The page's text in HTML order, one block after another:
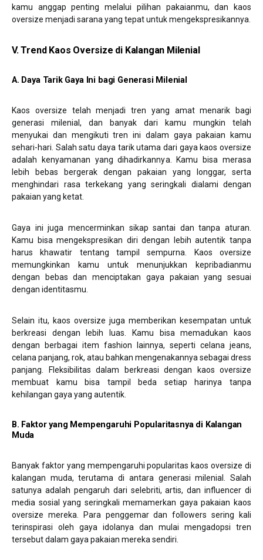
kamu anggap penting melalui pilihan pakaianmu, dan kaos
oversize menjadi sarana yang tepat untuk mengekspresikannya.
V. Trend Kaos Oversize di Kalangan Milenial
A. Daya Tarik Gaya Ini bagi Generasi Milenial
Kaos oversize telah menjadi tren yang amat menarik bagi
generasi milenial, dan banyak dari kamu mungkin telah
menyukai dan mengikuti tren ini dalam gaya pakaian kamu
sehari-hari. Salah satu daya tarik utama dari gaya kaos oversize
adalah kenyamanan yang dihadirkannya. Kamu bisa merasa
lebih bebas bergerak dengan pakaian yang longgar, serta
menghindari rasa terkekang yang seringkali dialami dengan
pakaian yang ketat.
Gaya ini juga mencerminkan sikap santai dan tanpa aturan.
Kamu bisa mengekspresikan diri dengan lebih autentik tanpa
harus khawatir tentang tampil sempurna. Kaos oversize
memungkinkan kamu untuk menunjukkan kepribadianmu
dengan bebas dan menciptakan gaya pakaian yang sesuai
dengan identitasmu.
Selain itu, kaos oversize juga memberikan kesempatan untuk
berkreasi dengan lebih luas. Kamu bisa memadukan kaos
dengan berbagai item fashion lainnya, seperti celana jeans,
celana panjang, rok, atau bahkan mengenakannya sebagai dress
panjang. Fleksibilitas dalam berkreasi dengan kaos oversize
membuat kamu bisa tampil beda setiap harinya tanpa
kehilangan gaya yang autentik.
B. Faktor yang Mempengaruhi Popularitasnya di Kalangan
Muda
Banyak faktor yang mempengaruhi popularitas kaos oversize di
kalangan muda, terutama di antara generasi milenial. Salah
satunya adalah pengaruh dari selebriti, artis, dan influencer di
media sosial yang seringkali memamerkan gaya pakaian kaos
oversize mereka. Para penggemar dan followers sering kali
terinspirasi oleh gaya idolanya dan mulai mengadopsi tren
tersebut dalam gaya pakaian mereka sendiri.